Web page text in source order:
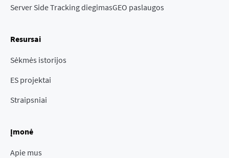
Server Side Tracking diegimasGEO paslaugos
Resursai
Sėkmės istorijos
ES projektai
Straipsniai
Įmonė
Apie mus